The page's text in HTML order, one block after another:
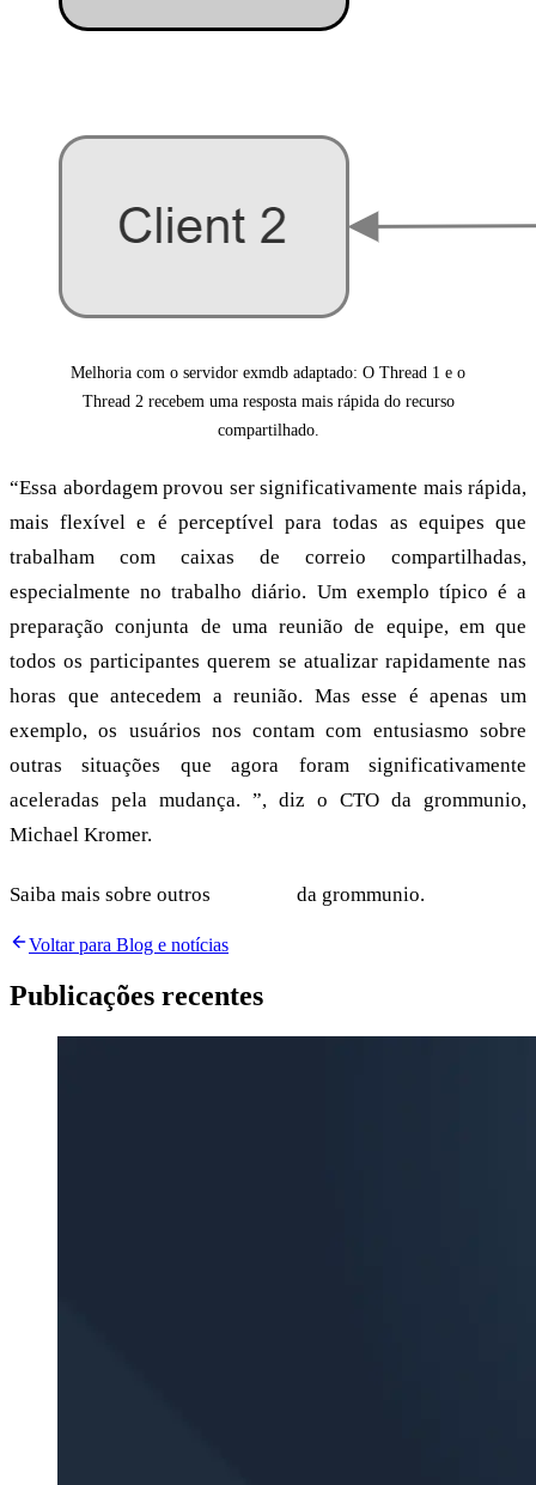
Melhoria com o servidor exmdb adaptado: O Thread 1 e o
Thread 2 recebem uma resposta mais rápida do recurso
compartilhado.
“Essa abordagem provou ser significativamente mais rápida,
mais flexível e é perceptível para todas as equipes que
trabalham com caixas de correio compartilhadas,
especialmente no trabalho diário. Um exemplo típico é a
preparação conjunta de uma reunião de equipe, em que
todos os participantes querem se atualizar rapidamente nas
horas que antecedem a reunião. Mas esse é apenas um
exemplo, os usuários nos contam com entusiasmo sobre
outras situações que agora foram significativamente
aceleradas pela mudança. ”, diz o CTO da grommunio,
Michael Kromer.
Saiba mais sobre outros da grommunio.
Voltar para Blog e notícias
Publicações recentes